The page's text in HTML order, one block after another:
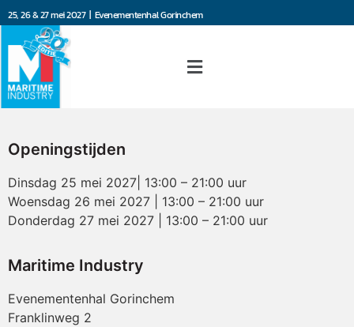
25, 26 & 27 mei 2027 | Evenementenhal Gorinchem
Openingstijden
Dinsdag 25 mei 2027| 13:00 – 21:00 uur
Woensdag 26 mei 2027 | 13:00 – 21:00 uur
Donderdag 27 mei 2027 | 13:00 – 21:00 uur
Maritime Industry
Evenementenhal Gorinchem
Franklinweg 2